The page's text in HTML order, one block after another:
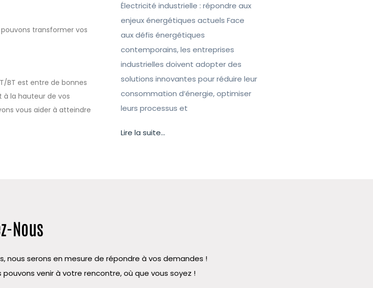
transformer vos
BT est entre de bonnes
la hauteur de vos
vous aider à atteindre
Électricité industrielle : répondre aux
enjeux énergétiques actuels Face
aux défis énergétiques
contemporains, les entreprises
industrielles doivent adopter des
solutions innovantes pour réduire leur
consommation d’énergie, optimiser
leurs processus et
Lire la suite...
Nous
nous serons en mesure de répondre à vos demandes !
venir à votre rencontre, où que vous soyez !